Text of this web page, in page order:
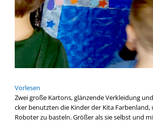
Vor­le­sen
Zwei gro­ße Kar­tons, glän­zen­de Ver­klei­dung
cker benutz­ten die Kin­der der Kita Far­ben­land,
Robo­ter zu bas­teln. Grö­ßer als sie selbst und